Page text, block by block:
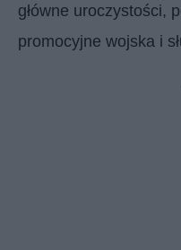
główne uroczystości,
promocyjne wojska i